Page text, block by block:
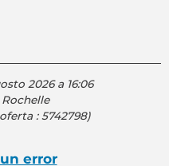
2026 a 16:06
:5742798)
error